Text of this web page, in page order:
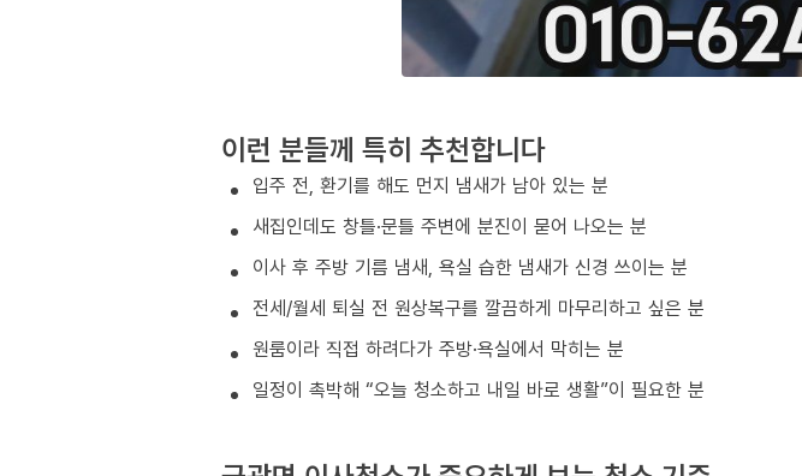
이런 분들께 특히 추천합니다
입주 전, 환기를 해도 먼지 냄새가 남아 있는 분
새집인데도 창틀·문틀 주변에 분진이 묻어 나오는 분
이사 후 주방 기름 냄새, 욕실 습한 냄새가 신경 쓰이는 분
전세/월세 퇴실 전 원상복구를 깔끔하게 마무리하고 싶은 분
원룸이라 직접 하려다가 주방·욕실에서 막히는 분
일정이 촉박해 “오늘 청소하고 내일 바로 생활”이 필요한 분